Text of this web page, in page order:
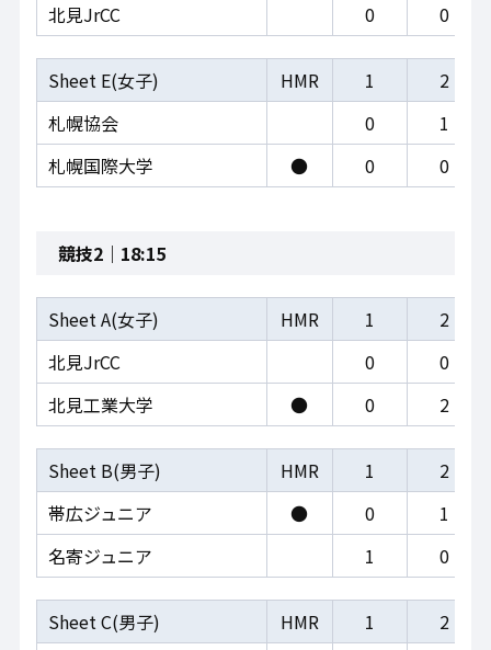
北見JrCC
0 0
Sheet E(女子) HMR 1
2
札幌協会
0
1
札幌国際大学
● 0 0
競技2｜18:15
Sheet A(女子) HMR 1
2
北見JrCC
0
0
北見工業大学
● 0 2
Sheet B(男子) HMR 1
2
帯広ジュニア
● 0
1
名寄ジュニア
1 0
Sheet C(男子) HMR 1
2